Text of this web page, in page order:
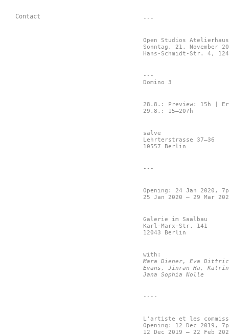
Contact ---
Open Studios
Sonntag, 21. November
Hans-Schmidt-Str. 4,
---
Domino 3
28.8.: Preview: 15h |
29.8.: 15–20?h
salve
Lehrterstrasse 37–36
10557 Berlin
---
Opening: 24 Jan 2020,
25 Jan 2020 – 29 Mar
Galerie im Saalbau
Karl-Marx-Str. 141
12043 Berlin
with:
Mara Diener, Eva
Evans, Jinran Ha,
Jana Sophia Nolle
----
L'artiste et les
Opening: 12 Dec 2019,
12 Dec 2019 – 22 Feb